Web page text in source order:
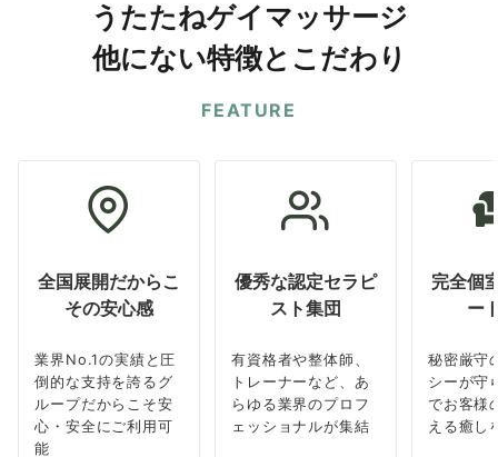
うたたねゲイマッサージ
他にない特徴とこだわり
FEATURE
全国展開だからこ
その安心感
業界No.1の実績と圧
倒的な支持を誇るグ
ループだからこそ安
心・安全にご利用可
能
優秀な認定セラピ
スト集団
有資格者や整体師、
トレーナーなど、あ
らゆる業界のプロフ
ェッショナルが集結
完全個
ー
秘密厳守
シーが守
でお客様
える癒し